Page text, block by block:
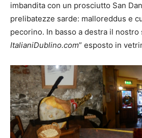
imbandita con un prosciutto San
prelibatezze sarde: malloreddus e
pecorino. In basso a destra il nostro
ItalianiDublino.com” esposto in